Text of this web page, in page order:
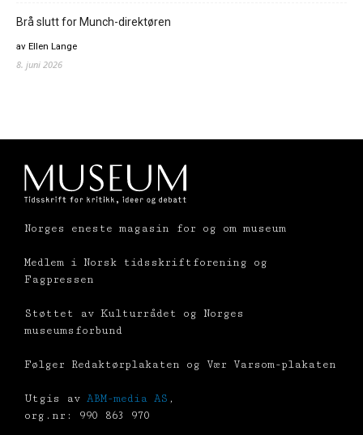
Brå slutt for Munch-direktøren
av Ellen Lange
8. juni 2026
Norges eneste magasin for og om museum
Medlem i Norsk tidsskriftforening og
Fagpressen
Støttet av Kulturrådet og Norges
museumsforbund
Følger Redaktørplakaten og Vær Varsom-plakaten
Utgis av ABM-media AS ,
org.nr: 990 863 970